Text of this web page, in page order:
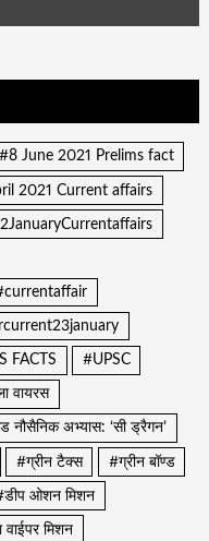
#8 June 2021 Prelims fact
2021 Current affairs
FACTS #UPSC
वायरस
नौसैनिक अभ्यास: ‘सी ड्रैगन’
#ग्रीन टैक्स #ग्रीन बॉण्ड
ओशन मिशन
वाईपर मिशन